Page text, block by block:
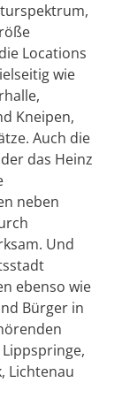
Locations
wie
Kneipen,
Auch die
das Heinz
neben
Und
ebenso wie
Bürger in
Lichtenau